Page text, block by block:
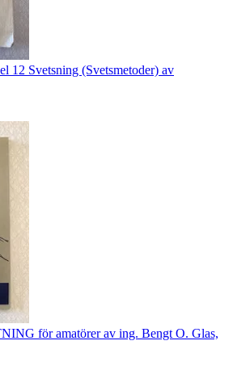
12 Svetsning (Svetsmetoder) av
för amatörer av ing. Bengt O. Glas,